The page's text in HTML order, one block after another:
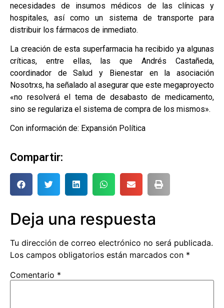
necesidades de insumos médicos de las clínicas y
hospitales, así como un sistema de transporte para
distribuir los fármacos de inmediato.
La creación de esta superfarmacia ha recibido ya algunas
críticas, entre ellas, las que Andrés Castañeda,
coordinador de Salud y Bienestar en la asociación
Nosotrxs, ha señalado al asegurar que este megaproyecto
«no resolverá el tema de desabasto de medicamento,
sino se regulariza el sistema de compra de los mismos».
Con información de: Expansión Política
Compartir:
Deja una respuesta
Tu dirección de correo electrónico no será publicada.
Los campos obligatorios están marcados con *
Comentario *